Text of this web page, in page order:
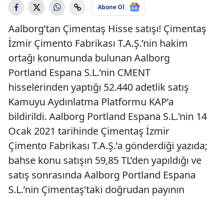
Abone Ol
Aalborg’tan Çimentaş Hisse satışı! Çimentaş
İzmir Çimento Fabrikası T.A.Ş.’nin hakim
ortağı konumunda bulunan Aalborg
Portland Espana S.L.’nin CMENT
hisselerinden yaptığı 52.440 adetlik satış
Kamuyu Aydınlatma Platformu KAP’a
bildirildi. Aalborg Portland Espana S.L.’nin 14
Ocak 2021 tarihinde Çimentaş İzmir
Çimento Fabrikası T.A.Ş.’a gönderdiği yazıda;
bahse konu satışın 59,85 TL’den yapıldığı ve
satış sonrasında Aalborg Portland Espana
S.L.’nin Çimentaş’taki doğrudan payının